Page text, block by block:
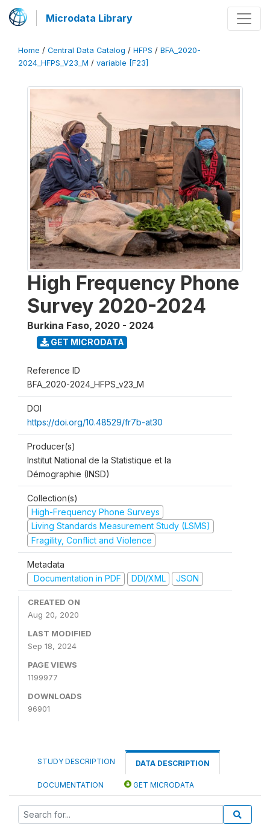
Microdata Library
Home / Central Data Catalog / HFPS / BFA_2020-
2024_HFPS_V23_M / variable [F23]
High Frequency Phone
Survey 2020-2024
Burkina Faso, 2020 - 2024
GET MICRODATA
Reference ID
BFA_2020-2024_HFPS_v23_M
DOI
https://doi.org/10.48529/fr7b-at30
Producer(s)
Institut National de la Statistique et la
Démographie (INSD)
Collection(s)
High-Frequency Phone Surveys
Living Standards Measurement Study (LSMS)
Fragility, Conflict and Violence
Metadata
Documentation in PDF
DDI/XML JSON
CREATED ON
Aug 20, 2020
LAST MODIFIED
Sep 18, 2024
PAGE VIEWS
1199977
DOWNLOADS
96901
STUDY DESCRIPTION DATA DESCRIPTION
DOCUMENTATION GET MICRODATA